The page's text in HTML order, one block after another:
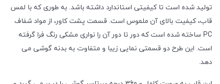
تولید شده است تا کیفیتی استاندارد داشته باشد. به طوری که با لمس
قاب، کیفیت بالای آن ملموس است. قسمت پشت کاور، از مواد شفاف
PC ساخته شده است که دور تا دور آن را نواری مشکی رنگ فرا گرفته
است. این طرح دو قسمتی نمایی زیبا و متفاوت به بدنه گوشی می
دهد.